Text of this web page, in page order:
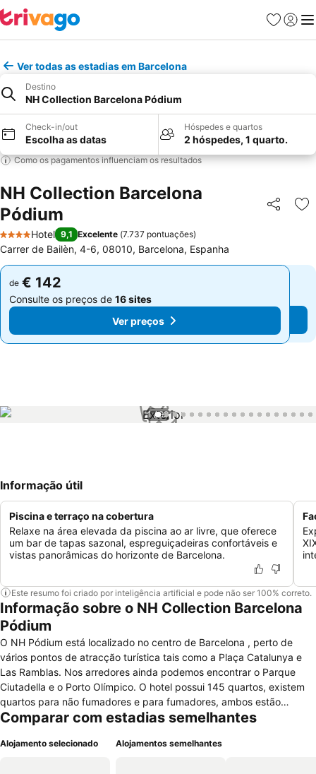
Favoritos
Iniciar
Ver todas as estadias em Barcelona
Destino
NH Collection Barcelona Pódium
Check-in/out
Escolha as datas
Hóspedes e quartos
2 hóspedes, 1 quarto.
Como os pagamentos influenciam os resultados
NH Collection Barcelona
Pódium
Partilhar
4 Estrelas
Hotel 9,1 Excelente (7.737 pontuações)
Carrer de Bailèn, 4-6, 08010, Barcelona, Espanha
de € 142
Consulte os preços de 16 sites
Ver preços
de € 142
Consulte os preços de 16 sites
Ver preços
1 / 99
Informação útil
Piscina e terraço na cobertura
Relaxe na área elevada da piscina ao ar livre, que oferece
um bar de tapas sazonal, espreguiçadeiras confortáveis e
vistas panorâmicas do horizonte de Barcelona.
Este resumo foi criado por inteligência artificial e pode não ser 100% correto.
Informação sobre o NH Collection Barcelona
Pódium
O NH Pódium está localizado no centro de Barcelona , perto de
vários pontos de atracção turística tais como a Plaça Catalunya e
Las Ramblas. Nos arredores ainda podemos encontrar o Parque
Ciutadella e o Porto Olímpico. O hotel possui 145 quartos, existem
quartos para não fumadores e para fumadores, ambos estão
equipados com televisão via satélite, ar condicionado, mini bar,
vários serviços tais como lavandaria, lavagem a seco, serviço de
Comparar com estadias semelhantes
Alojamento selecionado Alojamentos semelhantes